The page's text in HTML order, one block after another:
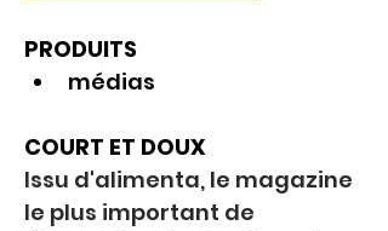
PRODUITS
médias
COURT ET DOUX
Issu d'alimenta, le magazine
le plus important de